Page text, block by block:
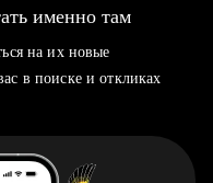
именно там
на их новые
в поиске и откликах